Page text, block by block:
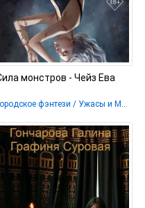
монстров - Чейз Ева
Городское фэнтези / Ужасы и Мистика / Иностранное фэнтези